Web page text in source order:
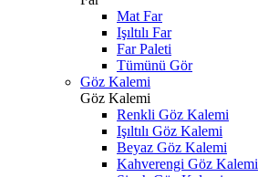
Mat Far
Işıltılı Far
Far Paleti
Tümünü Gör
Göz Kalemi
Göz Kalemi
Renkli Göz Kalemi
Işıltılı Göz Kalemi
Beyaz Göz Kalemi
Kahverengi Göz Kalemi